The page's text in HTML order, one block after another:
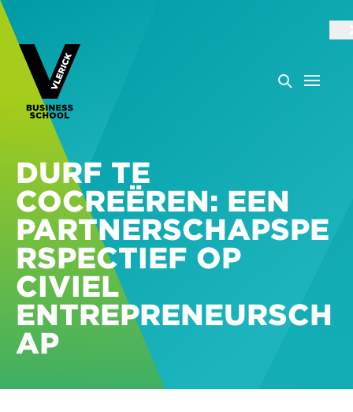
DURF TE
COCREËREN: EEN
PARTNERSCHAPSPE
RSPECTIEF OP
CIVIEL
ENTREPRENEURSCH
AP